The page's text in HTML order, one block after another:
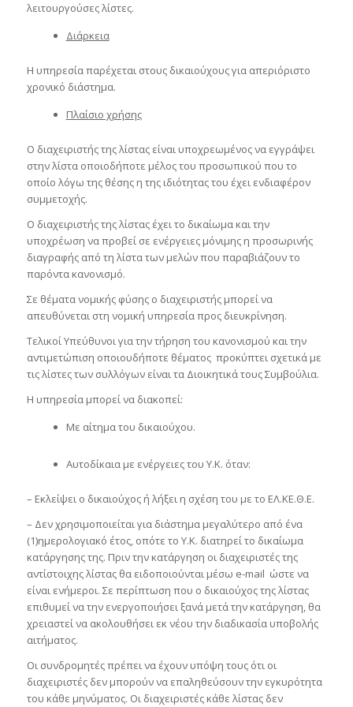
λειτουργούσες λίστες.
Διάρκεια
Η υπηρεσία παρέχεται στους δικαιούχους για απεριόριστο
χρονικό διάστημα.
Πλαίσιο χρήσης
Ο διαχειριστής της λίστας είναι υποχρεωμένος να εγγράψει
στην λίστα οποιοδήποτε μέλος του προσωπικού που το
οποίο λόγω της θέσης η της ιδιότητας του έχει ενδιαφέρον
συμμετοχής.
Ο διαχειριστής της λίστας έχει το δικαίωμα και την
υποχρέωση να προβεί σε ενέργειες μόνιμης η προσωρινής
διαγραφής από τη λίστα των μελών που παραβιάζουν το
παρόντα κανονισμό.
Σε θέματα νομικής φύσης ο διαχειριστής μπορεί να
απευθύνεται στη νομική υπηρεσία προς διευκρίνηση.
Τελικοί Υπεύθυνοι για την τήρηση του κανονισμού και την
αντιμετώπιση οποιουδήποτε θέματος προκύπτει σχετικά με
τις λίστες των συλλόγων είναι τα Διοικητικά τους Συμβούλια.
Η υπηρεσία μπορεί να διακοπεί:
Με αίτημα του δικαιούχου.
Αυτοδίκαια με ενέργειες του Υ.Κ. όταν:
– Εκλείψει ο δικαιούχος ή λήξει η σχέση του με το ΕΛ.ΚΕ.Θ.Ε.
– Δεν χρησιμοποιείται για διάστημα μεγαλύτερο από ένα
(1)ημερολογιακό έτος, οπότε το Υ.Κ. διατηρεί το δικαίωμα
κατάργησης της. Πριν την κατάργηση οι διαχειριστές της
αντίστοιχης λίστας θα ειδοποιούνται μέσω e-mail ώστε να
είναι ενήμεροι. Σε περίπτωση που ο δικαιούχος της λίστας
επιθυμεί να την ενεργοποιήσει ξανά μετά την κατάργηση, θα
χρειαστεί να ακολουθήσει εκ νέου την διαδικασία υποβολής
αιτήματος.
Οι συνδρομητές πρέπει να έχουν υπόψη τους ότι οι
διαχειριστές δεν μπορούν να επαληθεύσουν την εγκυρότητα
του κάθε μηνύματος. Οι διαχειριστές κάθε λίστας δεν